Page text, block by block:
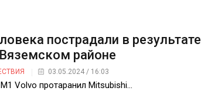
пострадали в результате
районе
03.05.2024 / 16:03
Volvo протаранил Mitsubishi…